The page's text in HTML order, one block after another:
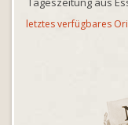
letztes verfügbares